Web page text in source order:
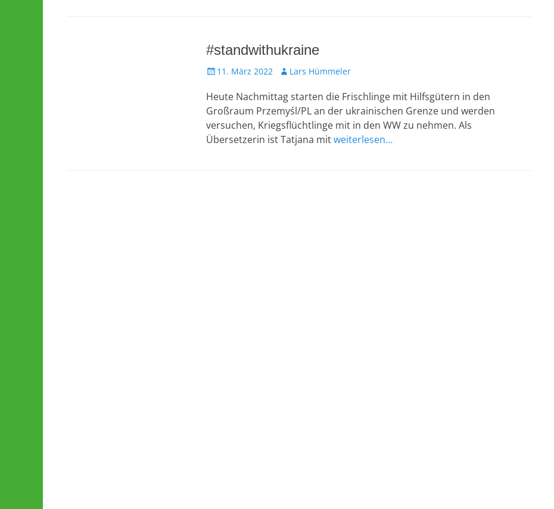
#standwithukraine
Veröffentlicht
11. März 2022 AutorLars Hümmeler
Heute Nachmittag starten die Frischlinge mit Hilfsgütern in den
Großraum Przemyśl/PL an der ukrainischen Grenze und werden
versuchen, Kriegsflüchtlinge mit in den WW zu nehmen. Als
Übersetzerin ist Tatjana mitweiterlesen…